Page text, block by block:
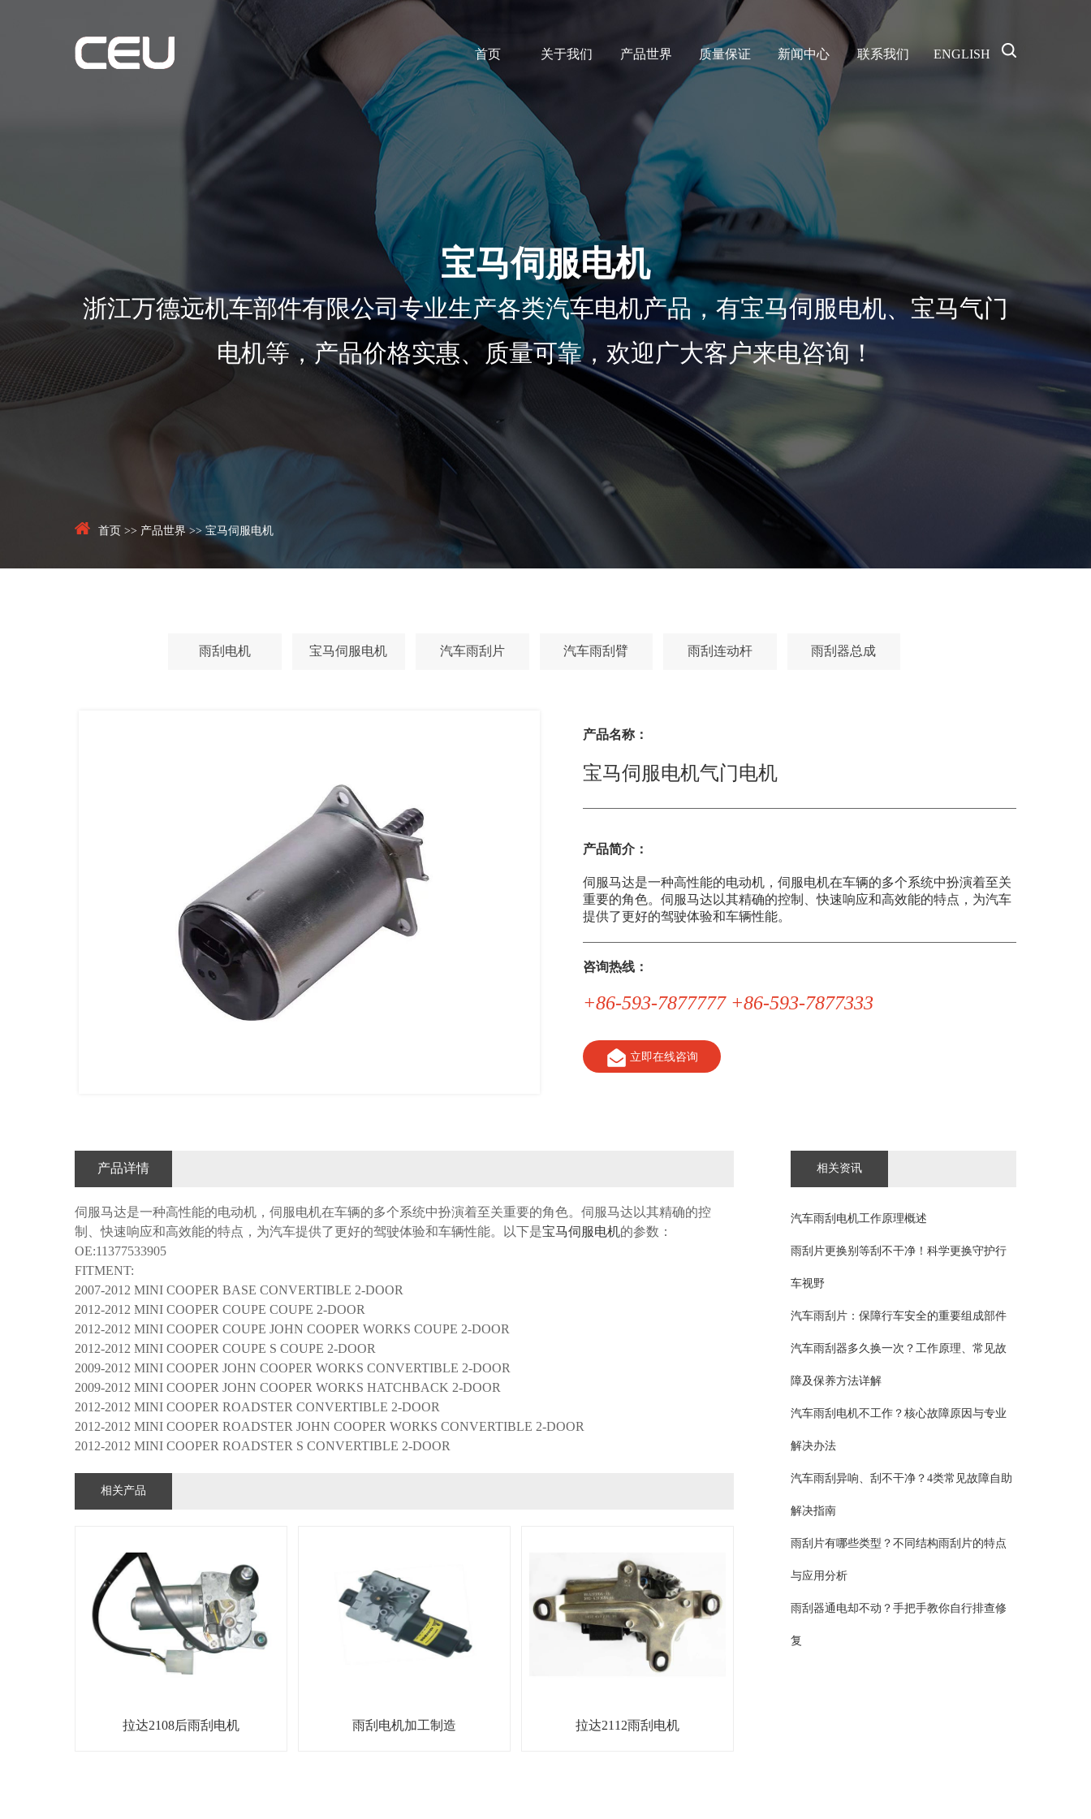
首页 关于我们 产品世界 质量保证 新闻中心 联系我们 ENGLISH
宝马伺服电机
浙江万德远机车部件有限公司专业生产各类汽车电机产品，有宝马伺服电机、宝马气门
电机等，产品价格实惠、质量可靠，欢迎广大客户来电咨询！
首页 >> 产品世界>> 宝马伺服电机
雨刮电机 宝马伺服电机 汽车雨刮片 汽车雨刮臂 雨刮连动杆 雨刮器总成
产品名称：
宝马伺服电机气门电机
产品简介：
伺服马达是一种高性能的电动机，伺服电机在车辆的多个系统中扮演着至关
重要的角色。伺服马达以其精确的控制、快速响应和高效能的特点，为汽车
提供了更好的驾驶体验和车辆性能。
咨询热线：
+86-593-7877777 +86-593-7877333
立即在线咨询
产品详情
伺服马达是一种高性能的电动机，伺服电机在车辆的多个系统中扮演着至关重要的角色。伺服马达以其精确的控
制、快速响应和高效能的特点，为汽车提供了更好的驾驶体验和车辆性能。以下是宝马伺服电机的参数：
OE:11377533905
FITMENT:
2007-2012 MINI COOPER BASE CONVERTIBLE 2-DOOR
2012-2012 MINI COOPER COUPE COUPE 2-DOOR
2012-2012 MINI COOPER COUPE JOHN COOPER WORKS COUPE 2-DOOR
2012-2012 MINI COOPER COUPE S COUPE 2-DOOR
2009-2012 MINI COOPER JOHN COOPER WORKS CONVERTIBLE 2-DOOR
2009-2012 MINI COOPER JOHN COOPER WORKS HATCHBACK 2-DOOR
2012-2012 MINI COOPER ROADSTER CONVERTIBLE 2-DOOR
2012-2012 MINI COOPER ROADSTER JOHN COOPER WORKS CONVERTIBLE 2-DOOR
2012-2012 MINI COOPER ROADSTER S CONVERTIBLE 2-DOOR
相关产品
拉达2108后雨刮电机 雨刮电机加工制造 拉达2112雨刮电机
相关资讯
汽车雨刮电机工作原理概述
雨刮片更换别等刮不干净！科学更换守护行
车视野
汽车雨刮片：保障行车安全的重要组成部件
汽车雨刮器多久换一次？工作原理、常见故
障及保养方法详解
汽车雨刮电机不工作？核心故障原因与专业
解决办法
汽车雨刮异响、刮不干净？4类常见故障自助
解决指南
雨刮片有哪些类型？不同结构雨刮片的特点
与应用分析
雨刮器通电却不动？手把手教你自行排查修
复